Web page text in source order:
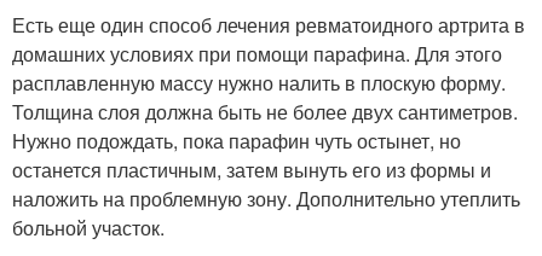
Есть еще один способ лечения ревматоидного артрита в
домашних условиях при помощи парафина. Для этого
расплавленную массу нужно налить в плоскую форму.
Толщина слоя должна быть не более двух сантиметров.
Нужно подождать, пока парафин чуть остынет, но
останется пластичным, затем вынуть его из формы и
наложить на проблемную зону. Дополнительно утеплить
больной участок.